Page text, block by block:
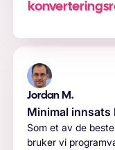
Jordan M.
Minimal innsats
Som et av de
bruker vi